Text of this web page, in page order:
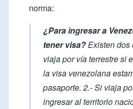
norma:
¿Para ingresar a
tener visa?Existen dos
viaja por vía terrestre si
la visa venezolana
pasaporte. 2.- Si viaja
ingresar al territorio